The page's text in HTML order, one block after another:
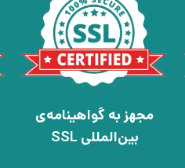
مجهز به گواهینامه‌ی
بین‌المللی SSL